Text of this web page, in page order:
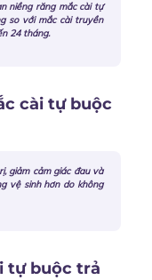
niềng răng mắc cài tự
so với mắc cài truyền
24 tháng.
cài tự buộc
giảm cảm giác đau và
vệ sinh hơn do không
tự buộc trả